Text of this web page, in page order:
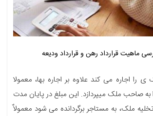
ماهیت قرارداد رهن و قرارداد ودیعه
اجاره می کند علاوه بر اجاره بها، معمولا
به صاحب ملک میپردازد. این مبلغ در پایان مدت
ملک، به مستاجر برگردانده می شود معمولاٌ